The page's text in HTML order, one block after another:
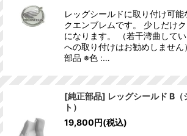
レッグシールドに取り付け可能
クエンブレムです。 少しだけ
になります。 （若干湾曲して
への取り付けはお勧めしませ
部品 ※色 :…
[純正部品] レッグシールド B（
ト）
19,800円(税込)